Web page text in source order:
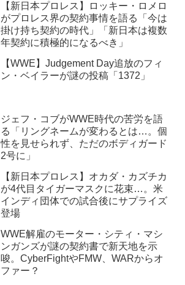
【新日本プロレス】ロッキー・ロメロ
がプロレス界の契約事情を語る「今は
掛け持ち契約の時代」「新日本は複数
年契約に積極的になるべき」
【WWE】Judgement Day追放のフィ
ン・ベイラーが謎の投稿「1372」
ジェフ・コブがWWE時代の苦労を語
る「リングネームが変わるとは…。個
性を見せられず、ただのボディガード
2号に」
【新日本プロレス】オカダ・カズチカ
が4代目タイガーマスクに花束…。米
インディ団体での試合後にサプライズ
登場
WWE解雇のモーター・シティ・マシ
ンガンズが謎の契約書で新天地を示
唆。CyberFightやFMW、WARからオ
ファー？